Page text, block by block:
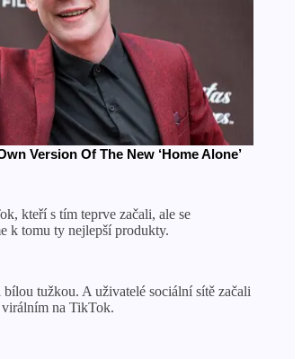
kteří s tím teprve začali, ale se
k tomu ty nejlepší produkty.
tužkou. A uživatelé sociální sítě začali
virálním na TikTok.